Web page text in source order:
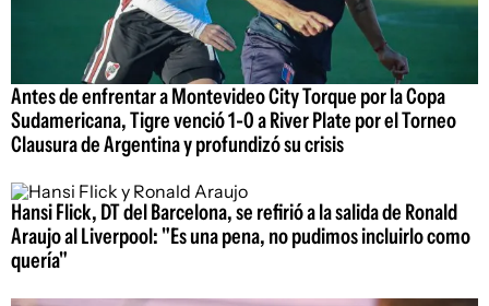
Antes de enfrentar a Montevideo City Torque por la Copa
Sudamericana, Tigre venció 1-0 a River Plate por el Torneo
Clausura de Argentina y profundizó su crisis
Hansi Flick, DT del Barcelona, se refirió a la salida de Ronald
Araujo al Liverpool: "Es una pena, no pudimos incluirlo como
quería"